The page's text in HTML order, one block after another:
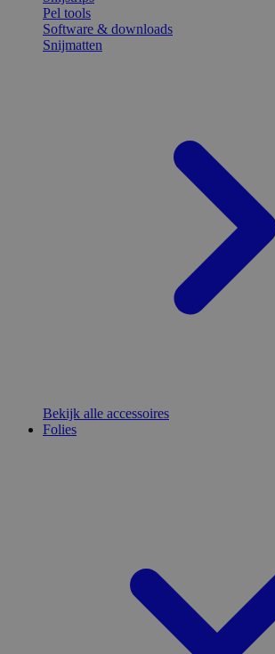
Pel tools
Software & downloads
Snijmatten
Bekijk alle accessoires
Folies